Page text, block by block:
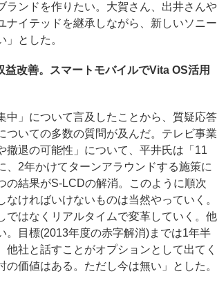
ランドを作りたい。大賀さん、出井さんや
ナイテッドを継承しながら、新しいソニー
」とした。
益改善。スマートモバイルでVita OS活用
」について言及したことから、質疑応答
ついての多数の質問が及んだ。テレビ事業
撤退の可能性」について、平井氏は「11
、2年かけてターンアラウンドする施策に
の結果がS-LCDの解消。このように順次
なければいけないものは当然やっていく。
ではなくリアルタイムで変革していく。他
。目標(2013年度の赤字解消)までは1年半
他社と話すことがオプションとして出てく
の価値はある。ただし今は無い」とした。